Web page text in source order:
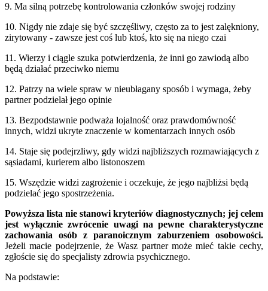
9. Ma silną potrzebę kontrolowania członków swojej rodziny
10. Nigdy nie zdaje się być szczęśliwy, często za to jest zalękniony,
zirytowany - zawsze jest coś lub ktoś, kto się na niego czai
11. Wierzy i ciągle szuka potwierdzenia, że inni go zawiodą albo
będą działać przeciwko niemu
12. Patrzy na wiele spraw w nieubłagany sposób i wymaga, żeby
partner podzielał jego opinie
13. Bezpodstawnie podważa lojalność oraz prawdomówność
innych, widzi ukryte znaczenie w komentarzach innych osób
14. Staje się podejrzliwy, gdy widzi najbliższych rozmawiających z
sąsiadami, kurierem albo listonoszem
15. Wszędzie widzi zagrożenie i oczekuje, że jego najbliżsi będą
podzielać jego spostrzeżenia.
Powyższa lista nie stanowi kryteriów diagnostycznych; jej celem
jest wyłącznie zwrócenie uwagi na pewne charakterystyczne
zachowania osób z paranoicznym zaburzeniem osobowości.
Jeżeli macie podejrzenie, że Wasz partner może mieć takie cechy,
zgłoście się do specjalisty zdrowia psychicznego.
Na podstawie: